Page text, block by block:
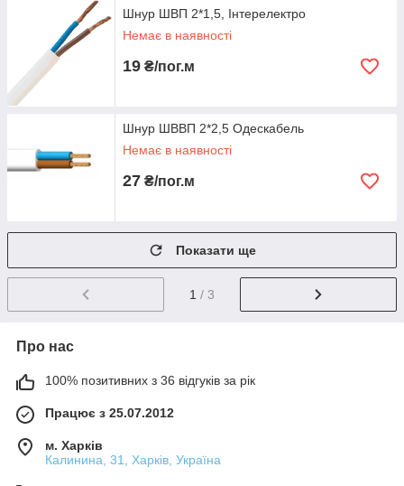
Шнур ШВП 2*1,5, Інтерелектро
Немає в наявності
19 ₴/пог.м
Шнур ШВВП 2*2,5 Одескабель
Немає в наявності
27 ₴/пог.м
Показати ще
1 / 3
Про нас
100% позитивних з 36 відгуків за рік
Працює з 25.07.2012
м. Харків
Калинина, 31, Харків, Україна